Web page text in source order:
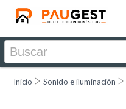
Inicio Sonido e iluminación